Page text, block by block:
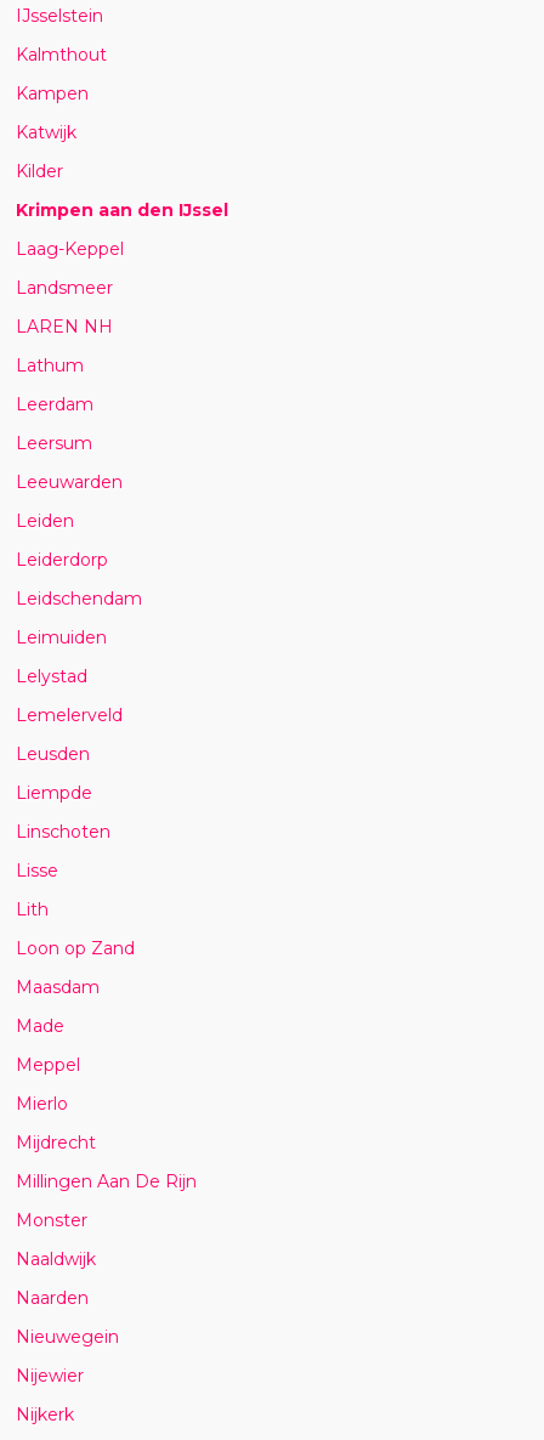
IJsselstein
Kalmthout
Kampen
Katwijk
Kilder
Krimpen aan den IJssel
Laag-Keppel
Landsmeer
LAREN NH
Lathum
Leerdam
Leersum
Leeuwarden
Leiden
Leiderdorp
Leidschendam
Leimuiden
Lelystad
Lemelerveld
Leusden
Liempde
Linschoten
Lisse
Lith
Loon op Zand
Maasdam
Made
Meppel
Mierlo
Mijdrecht
Millingen Aan De Rijn
Monster
Naaldwijk
Naarden
Nieuwegein
Nijewier
Nijkerk